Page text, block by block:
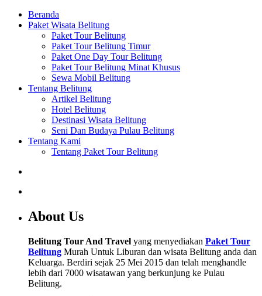
Beranda
Paket Wisata Belitung
Paket Tour Belitung
Paket Tour Belitung Timur
Paket One Day Tour Belitung
Paket Tour Belitung Minat Khusus
Sewa Mobil Belitung
Tentang Belitung
Artikel Belitung
Hotel Belitung
Destinasi Wisata Belitung
Seni Dan Budaya Pulau Belitung
Tentang Kami
Tentang Paket Tour Belitung
About Us
Belitung Tour And Travel yang menyediakan Paket Tour
Belitung Murah Untuk Liburan dan wisata Belitung anda dan
Keluarga. Berdiri sejak 25 Mei 2015 dan telah menghandle
lebih dari 7000 wisatawan yang berkunjung ke Pulau
Belitung.